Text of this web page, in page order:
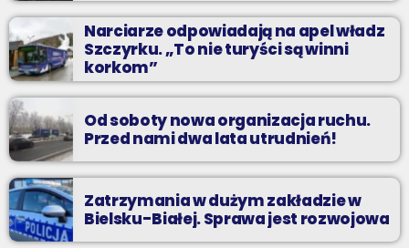
Narciarze odpowiadają na apel władz
Szczyrku. „To nie turyści są winni
korkom”
Od soboty nowa organizacja ruchu.
Przed nami dwa lata utrudnień!
Zatrzymania w dużym zakładzie w
Bielsku-Białej. Sprawa jest rozwojowa